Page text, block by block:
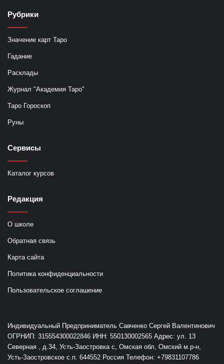
Рубрики
Значение карт Таро
Гадание
Расклады
Журнал "Академия Таро"
Таро Гороскоп
Руны
Сервисы
Каталог курсов
Редакция
О школе
Обратная связь
Карта сайта
Политика конфиденциальности
Пользовательское соглашение
Индивидуальный Предприниматель Савченко Сергей Валентинович
ОГРНИП: 315554300022846 ИНН: 550130002565 Адрес: ул. 13
Северная , д.34, Усть-Заостровка с, Омская обл, Омский м.р-н,
Усть-Заостровское с.п. 644552 Россия Телефон: +79831107786